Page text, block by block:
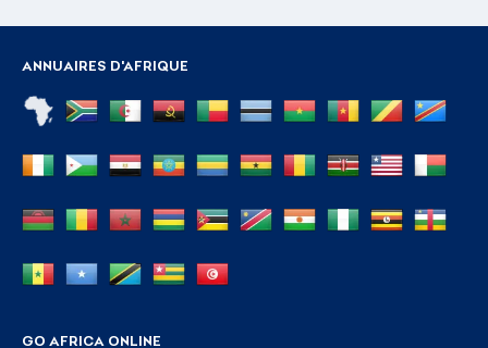
ANNUAIRES D'AFRIQUE
GO AFRICA ONLINE